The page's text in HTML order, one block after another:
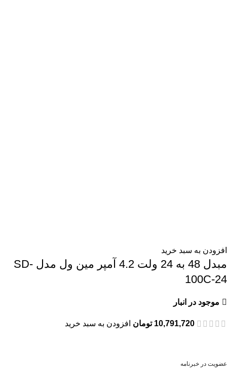
افزودن به سبد خرید
مبدل 48 به 24 ولت 4.2 آمپر مین ول مدل SD-
100C-24
موجود در انبار
10,791,720 تومان افزودن به سبد خرید
عضویت در خبرنامه